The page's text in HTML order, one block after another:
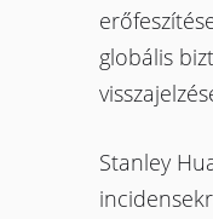
globális
Stanley